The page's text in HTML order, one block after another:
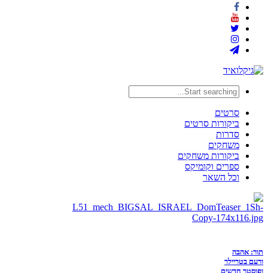
סרטים
ביקורות סרטים
סדרות
משחקים
ביקורות משחקים
ספרים וקומיקס
וכל השאר
תור: אהבה
ורעם בטריילר
ופוסטר חדשים